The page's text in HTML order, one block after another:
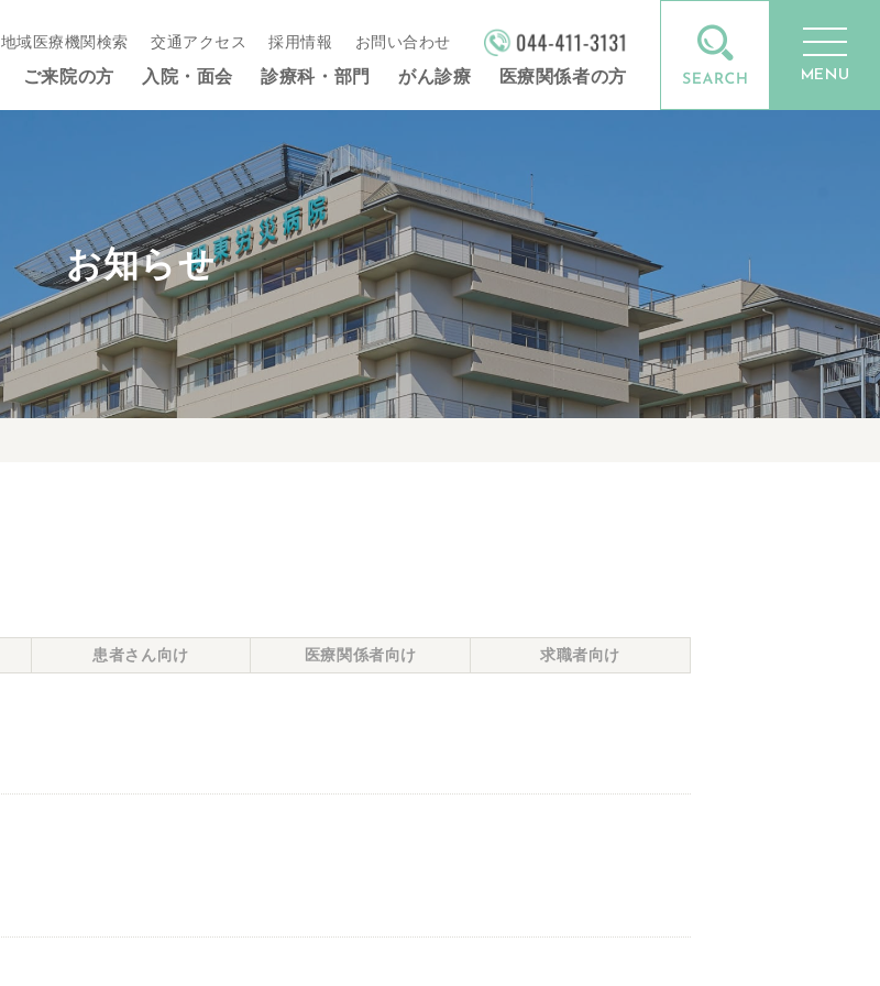
地域医療機関検索 交通アクセス 採用情報 お問い合わせ
ご来院の方 入院・面会 診療科・部門 がん診療 医療関係者の方 MENU
お知らせ
患者さん向け 医療関係者向け 求職者向け